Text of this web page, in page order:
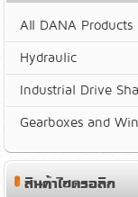
All DANA Products
Hydraulic
Industrial Drive
Gearboxes and
สินค้าไฮดรอลิก